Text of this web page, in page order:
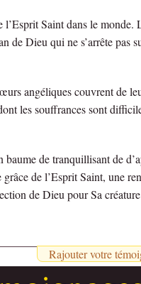
l’Esprit Saint dans le monde.
de Dieu qui ne s’arrête pas
angéliques couvrent de
les souffrances sont
de tranquillisant de
grâce de l’Esprit Saint, une
de Dieu pour Sa créature
Rajouter votre